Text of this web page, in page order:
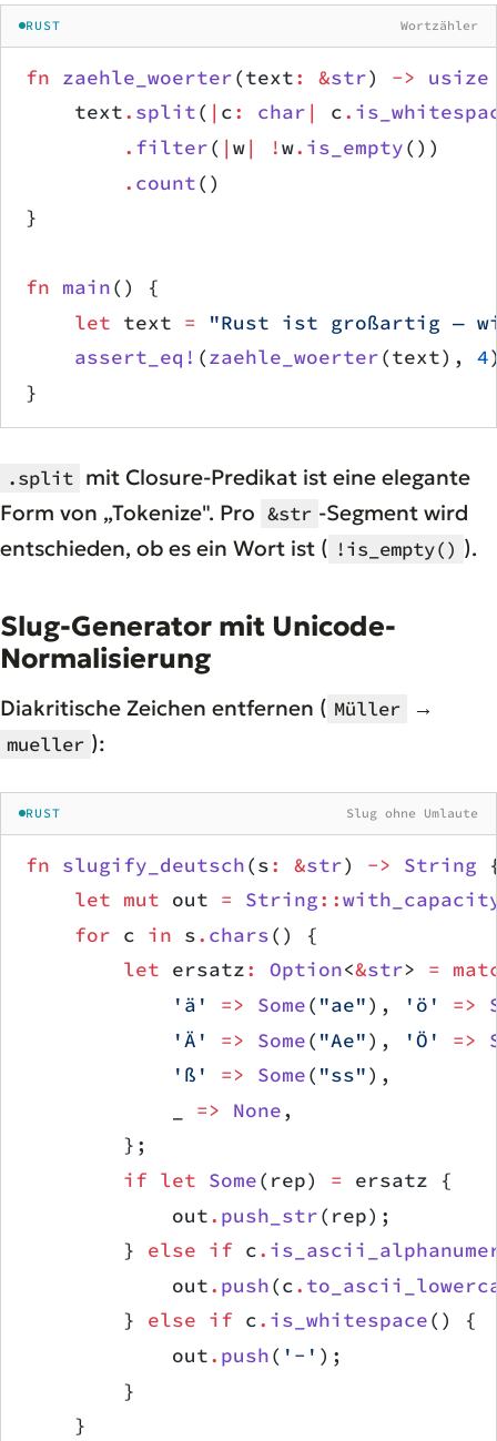
RUST Wortzähler
fn zaehle_woerter(text: &str) -> usize
    text
. split( | c: char | c.
        .
filter( | w| !w. is_empty())
        .
count()
}
fn main() {
    let
text = "Rust ist großartig —
    assert_eq!
(zaehle_woerter(text), 4
}
.split mit Closure-Predikat ist eine elegante
Form von „Tokenize". Pro &str -Segment wird
entschieden, ob es ein Wort ist ( !is_empty() ).
Slug-Generator mit Unicode-
Normalisierung
Diakritische Zeichen entfernen ( Müller →
mueller ):
RUST Slug ohne Umlaute
fn slugify_deutsch(s: &str) -> String
    let
mut out = String::
    for
c in s. chars() {
        let
ersatz: Option<&str> =
            'ä'
=> Some( "ae"), 'ö' =>
            'Ä'
=> Some( "Ae"), 'Ö' =>
            'ß'
=> Some( "ss"),
=> None,
        };
        if
let Some(rep) = ersatz {
            out
. push_str(rep);
        }
else if c.
            out
. push(c.
        }
else if c. is_whitespace() {
            out
. push( '-' );
        }
    }